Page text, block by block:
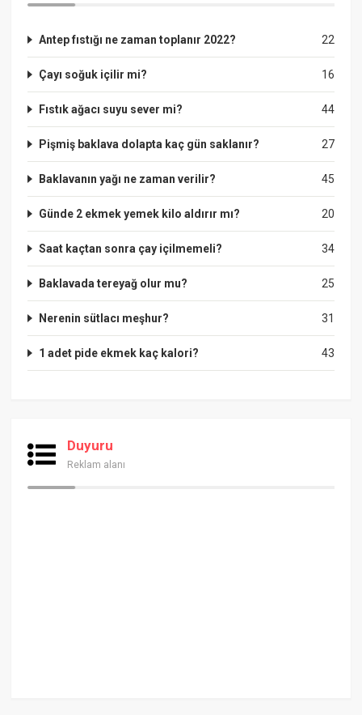
22
Antep fıstığı ne zaman toplanır 2022?
16
Çayı soğuk içilir mi?
44
Fıstık ağacı suyu sever mi?
27
Pişmiş baklava dolapta kaç gün saklanır?
45
Baklavanın yağı ne zaman verilir?
20
Günde 2 ekmek yemek kilo aldırır mı?
34
Saat kaçtan sonra çay içilmemeli?
25
Baklavada tereyağ olur mu?
31
Nerenin sütlacı meşhur?
43
1 adet pide ekmek kaç kalori?
Duyuru
Reklam alanı